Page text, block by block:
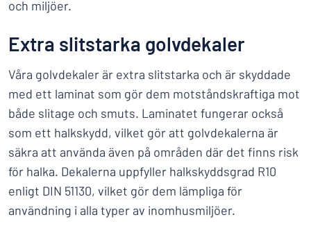
och miljöer.
Extra slitstarka golvdekaler
Våra golvdekaler är extra slitstarka och är skyddade
med ett laminat som gör dem motståndskraftiga mot
både slitage och smuts. Laminatet fungerar också
som ett halkskydd, vilket gör att golvdekalerna är
säkra att använda även på områden där det finns risk
för halka. Dekalerna uppfyller halkskyddsgrad R10
enligt DIN 51130, vilket gör dem lämpliga för
användning i alla typer av inomhusmiljöer.